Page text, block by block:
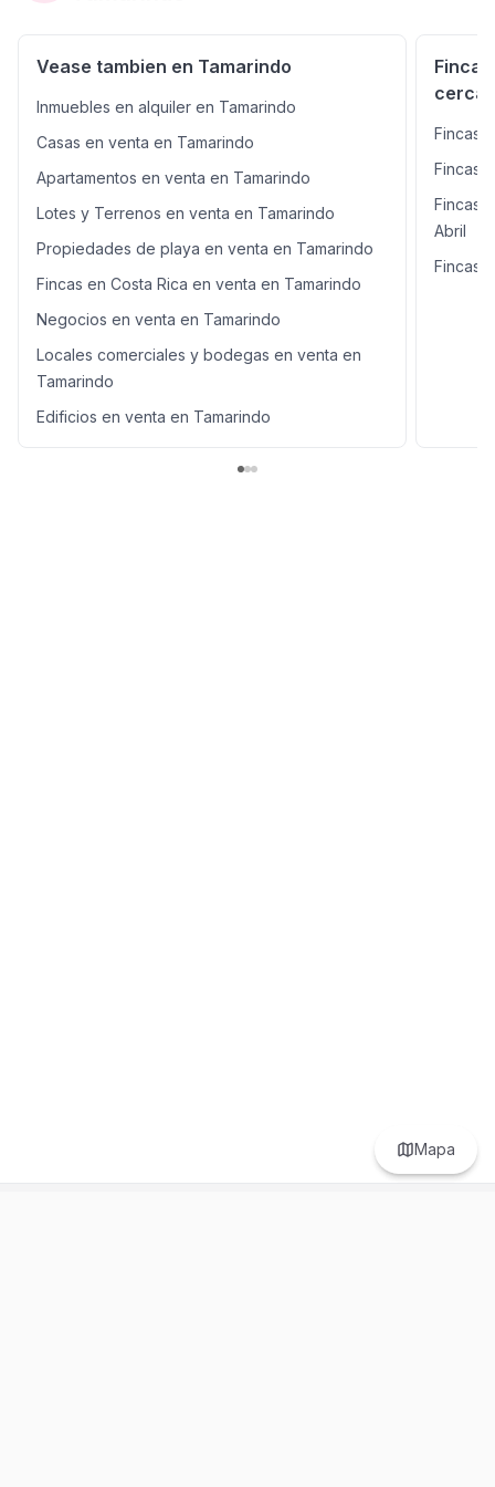
Mapa
retreats, Quintas ecologicas - Centros de retiro medico
o turismo de bienestar - Ubicacion sin plan regulador:
Permite desarrollo flexible - Alta plusvalia y crecimiento
turistico constante Distancias estrategicas: - 5 millas de
Playa Avellanas - 6 millas de Playa Tamarindo - 42 millas
del aeropuerto Daniel Oduber
Vease tambien en Tamarindo
Inmuebles en alquiler en Tamarindo
Casas en venta en Tamarindo
Apartamentos en venta en Tamarindo
Lotes y Terrenos en venta en Tamarindo
Propiedades de playa en venta en Tamarindo
Fincas en Costa Rica en venta en Tamarindo
Negocios en venta en Tamarindo
Locales comerciales y bodegas en venta en
Tamarindo
Edificios en venta en Tamarindo
Fincas
Fincas
Fincas
Abril
Fincas